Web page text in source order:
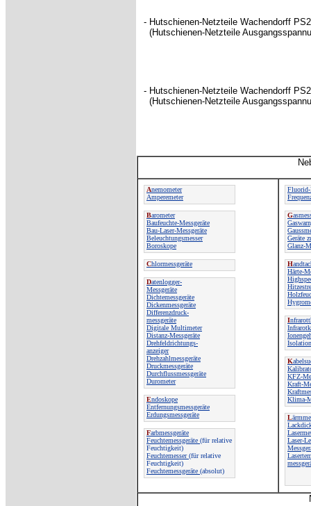
- Hutschienen-Netzteile Wachendorff
(Hutschienen-Netzteile
- Hutschienen-Netzteile Wachendorff
(Hutschienen-Netzteile
Anemometer
Amperemeter
Barometer
Baufeuchte-Messgeräte
Bau-Laser-Messgeräte
Beleuchtungsmesser
Boroskope
Chlormessgeräte
Datenlogger-
Messgeräte
Dichtemessgeräte
Dickenmessgeräte
Differenzdruck-
messgeräte
Digitale Multimeter
Distanz-Messgeräte
Drehfeldrichtungs-
anzeiger
Drehzahlmessgeräte
Druckmessgeräte
Durchflussmessgeräte
Durometer
Endoskope
Entfernungsmessgeräte
Erdungsmessgeräte
Farbmessgeräte
Feuchtemessgeräte (für relative
Feuchtigkeit)
Feuchtemesser(für relative
Feuchtigkeit)
Feuchtemessgeräte (absolut)
Fluorid-
G
Geräte
Glanz-
H
Härte-
I
K
KFZ-
Kraft-
Klima-
L
Laser-